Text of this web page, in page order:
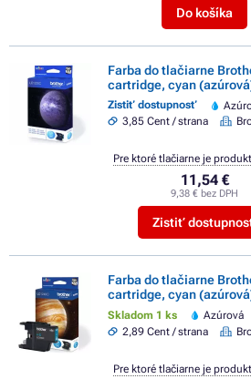
Do košíka
Farba do tlačiarne
cartridge, cyan
Zistiť dostupnosť
3,85 Cent / strana
11,54 €
9,38 € bez DPH
Zistiť
Pre ktoré tlačiarne je
Farba do tlačiarne
cartridge, cyan
Skladom 1 ks Azúrová
2,89 Cent / strana
Pre ktoré tlačiarne je